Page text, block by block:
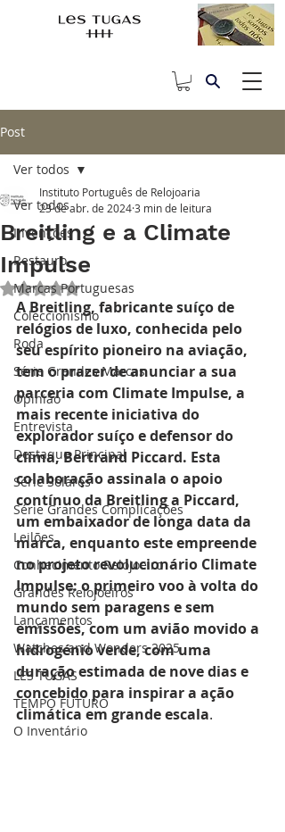
Post
Ver todos
Invenções
Restauro
Marcas Portuguesas
Coleccionismo
Roda
Série Grandes Marcas
Opinião
Entrevista
Destaque Principal
Série Solares
Série Grandes Complicações
Leilões
Conhecimento Relojoeiro
Grandes Relojoeiros
Lançamentos
Watches and Wonders 2025
LES TUGAS
TEMPO FUTURO
O Inventário
Ver todos
Breitling e a Climate
Impulse
Instituto Português de Relojoaria
23 de abr. de 20243 min de leitura
Avaliado com NaN de 5 estrelas.
A Breitling, fabricante suíço de
relógios de luxo, conhecida pelo
seu espírito pioneiro na aviação,
tem o prazer de anunciar a sua
parceria com Climate Impulse, a
mais recente iniciativa do
explorador suíço e defensor do
clima, Bertrand Piccard. Esta
colaboração assinala o apoio
contínuo da Breitling a Piccard,
um embaixador de longa data da
marca, enquanto este empreende
no projeto revolucionário Climate
Impulse: o primeiro voo à volta do
mundo sem paragens e sem
emissões, com um avião movido a
hidrogénio verde, com uma
duração estimada de nove dias e
concebido para inspirar a ação
climática em grande escala.